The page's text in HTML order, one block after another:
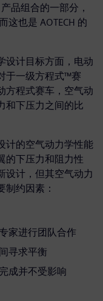
品组合的一部分，
这也是 AOTECH 的
设计目标方面，电动
于一级方程式™赛
方程式赛车，空气动
和下压力之间的比
计的空气动力学性能
的下压力和阻力性
设计，但其空气动力
约因素：
家进行团队合作
寻求平衡
成并不受影响